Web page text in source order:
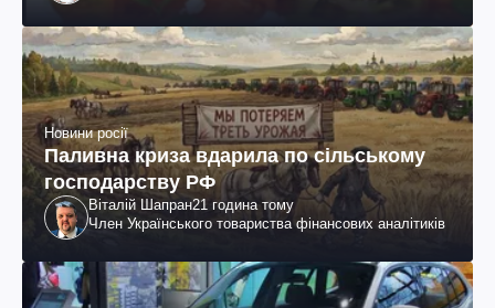
Новини росії
Паливна криза вдарила по сільському
господарству РФ
Віталій Шапран21 година тому
Член Українського товариства фінансових аналітиків